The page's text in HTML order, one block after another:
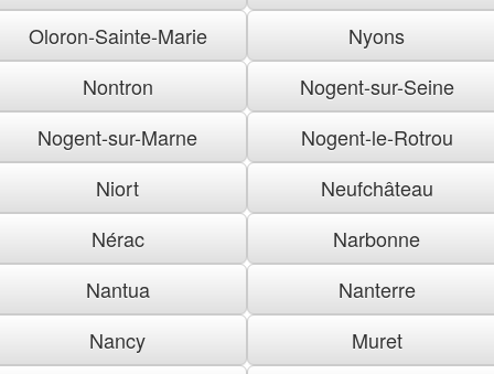
Oloron-Sainte-Marie
Nyons
Nontron
Nogent-sur-Seine
Nogent-sur-Marne
Nogent-le-Rotrou
Niort
Neufchâteau
Nérac
Narbonne
Nantua
Nanterre
Nancy
Muret